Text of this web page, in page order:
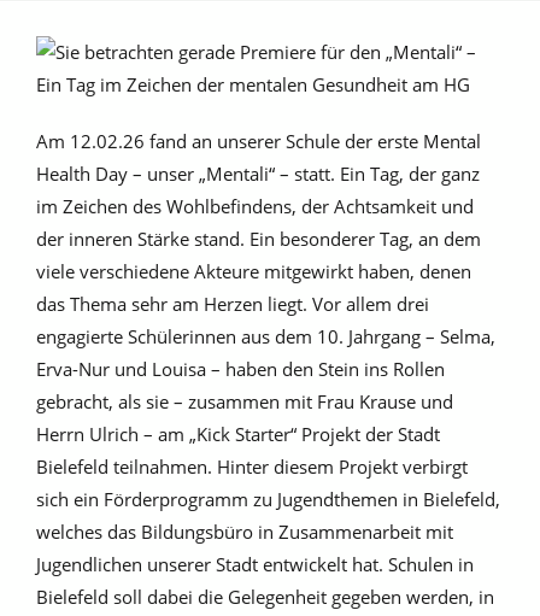
Am 12.02.26 fand an unserer Schule der erste Mental
Health Day – unser „Mentali“ – statt. Ein Tag, der ganz
im Zeichen des Wohlbefindens, der Achtsamkeit und
der inneren Stärke stand. Ein besonderer Tag, an dem
viele verschiedene Akteure mitgewirkt haben, denen
das Thema sehr am Herzen liegt. Vor allem drei
engagierte Schülerinnen aus dem 10. Jahrgang – Selma,
Erva-Nur und Louisa – haben den Stein ins Rollen
gebracht, als sie – zusammen mit Frau Krause und
Herrn Ulrich – am „Kick Starter“ Projekt der Stadt
Bielefeld teilnahmen. Hinter diesem Projekt verbirgt
sich ein Förderprogramm zu Jugendthemen in Bielefeld,
welches das Bil­dungsbüro in Zusammenarbeit mit
Jugendlichen unserer Stadt entwickelt hat. Schulen in
Bielefeld soll dabei die Gelegenheit gegeben werden, in